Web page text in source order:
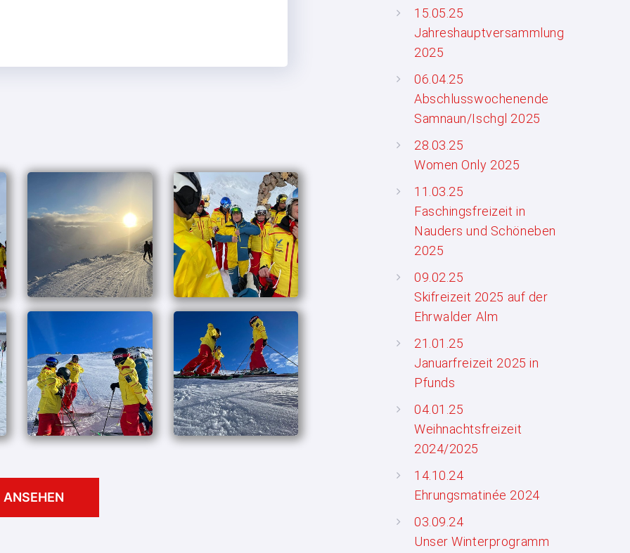
ANSEHEN
15.05.25
Jahreshauptversammlung
2025
06.04.25
Abschlusswochenende
Samnaun/Ischgl 2025
28.03.25
Women Only 2025
11.03.25
Faschingsfreizeit in
Nauders und Schöneben
2025
09.02.25
Skifreizeit 2025 auf der
Ehrwalder Alm
21.01.25
Januarfreizeit 2025 in
Pfunds
04.01.25
Weihnachtsfreizeit
2024/2025
14.10.24
Ehrungsmatinée 2024
03.09.24
Unser Winterprogramm